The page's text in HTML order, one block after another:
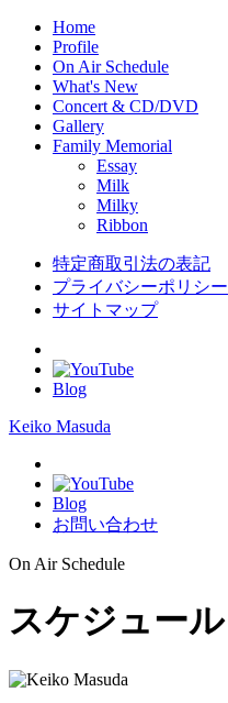
Home
Profile
On Air Schedule
What's New
Concert & CD/DVD
Gallery
Family Memorial
Essay
Milk
Milky
Ribbon
特定商取引法の表記
プライバシーポリシー
サイトマップ
Blog
Keiko Masuda
Blog
お問い合わせ
On Air Schedule
スケジュール